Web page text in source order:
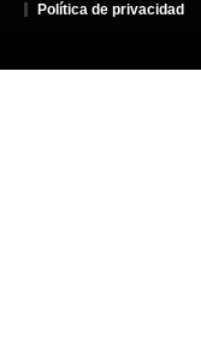
Política de privacidad